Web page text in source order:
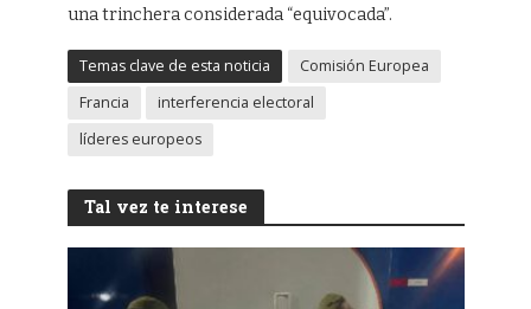
una trinchera considerada “equivocada”.
Temas clave de esta noticia
Comisión Europea
Francia
interferencia electoral
líderes europeos
Tal vez te interese